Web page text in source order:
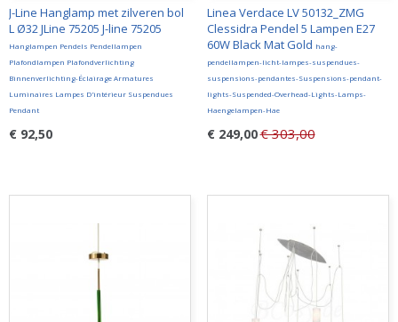
J-Line Hanglamp met zilveren bol
L Ø32 JLine 75205 J-line 75205
Hanglampen Pendels Pendellampen
Plafondlampen Plafondverlichting
Binnenverlichting-Éclairage Armatures
Luminaires Lampes D'intérieur Suspendues
Pendant
€ 92,50
Linea Verdace LV 50132_ZMG
Clessidra Pendel 5 Lampen E27
60W Black Mat Gold hang-
pendellampen-licht-lampes-suspendues-
suspensions-pendantes-Suspensions-pendant-
lights-Suspended-Overhead-Lights-Lamps-
Haengelampen-Hae
€ 249,00€ 303,00